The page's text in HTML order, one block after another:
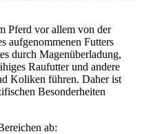
Pferd vor allem von der
aufgenommenen Futters
durch Magenüberladung,
Raufutter und andere
Koliken führen. Daher ist
Besonderheiten
ab: